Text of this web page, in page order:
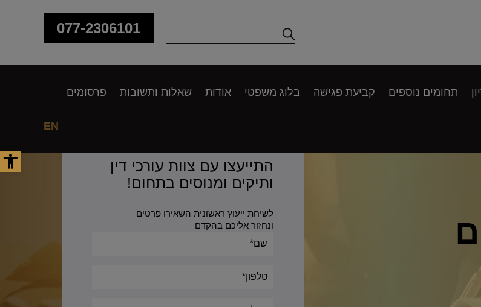
פתח
077-2306101
תחומים נוספים קביעת פגישה בלוג משפטי אודות שאלות ותשובות פרסומים
EN
התייעצו עם צוות עורכי דין
ותיקים ומנוסים בתחום!
לשיחת ייעוץ ראשונית השאירו פרטים
ונחזור אליכם בהקדם